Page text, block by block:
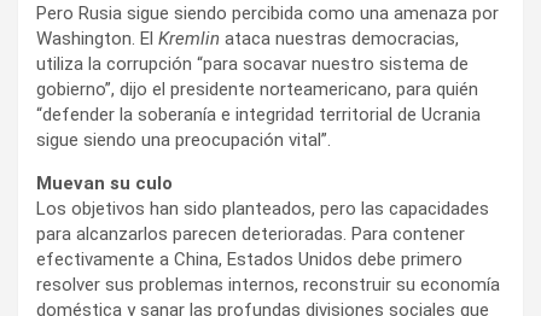
Pero Rusia sigue siendo percibida como una amenaza por
Washington. El Kremlin ataca nuestras democracias,
utiliza la corrupción “para socavar nuestro sistema de
gobierno”, dijo el presidente norteamericano, para quién
“defender la soberanía e integridad territorial de Ucrania
sigue siendo una preocupación vital”.
Muevan su culo
Los objetivos han sido planteados, pero las capacidades
para alcanzarlos parecen deterioradas. Para contener
efectivamente a China, Estados Unidos debe primero
resolver sus problemas internos, reconstruir su economía
doméstica y sanar las profundas divisiones sociales que